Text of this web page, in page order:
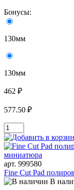
Бонусы:
130мм
130мм
462 ₽
577.50 ₽
арт. 999580
Fine Cut Pad
В